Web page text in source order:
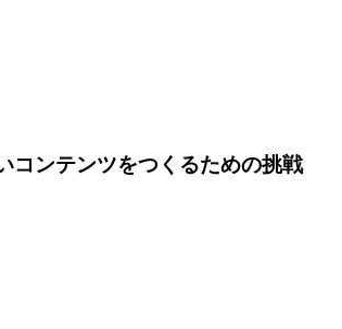
ンテンツをつくるための挑戦